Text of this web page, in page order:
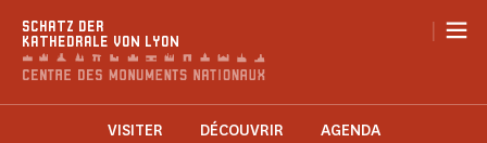
SCHATZ DER
KATHEDRALE VON LYON
|
VISITER DÉCOUVRIR AGENDA